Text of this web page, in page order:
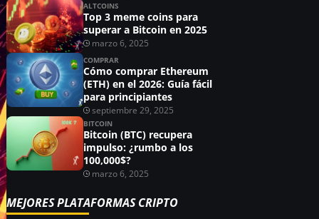
ALTCOINS
Top 3 meme coins para
superar a Bitcoin en 2025
marzo 6, 2025
COMPRAR
Cómo comprar Ethereum
(ETH) en el 2026: Guía fácil
para principiantes
septiembre 29, 2025
BITCOIN
Bitcoin (BTC) recupera
impulso: ¿rumbo a los
100,000$?
marzo 6, 2025
MEJORES PLATAFORMAS CRIPTO